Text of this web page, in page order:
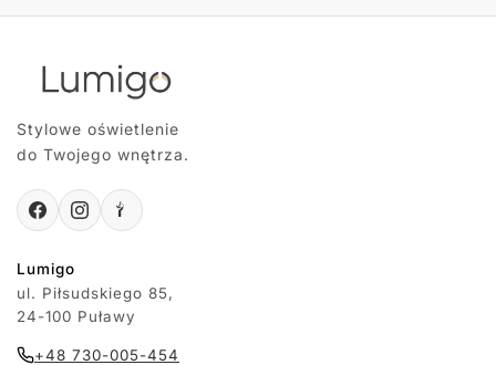
Stylowe oświetlenie
do Twojego wnętrza.
Lumigo
ul. Piłsudskiego 85,
24-100 Puławy
+48 730-005-454